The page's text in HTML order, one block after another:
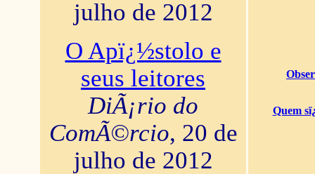
julho de 2012
O Apï¿½stolo e
seus leitores
DiÃ¡rio do
ComÃ©rcio, 20 de
julho de 2012
Quem